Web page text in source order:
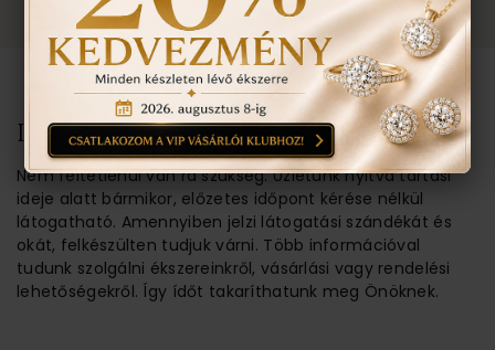
TUDNIVALÓK
IDŐPONT EGYEZTETÉSE
Nem feltétlenül van rá szükség. Üzletünk nyitva tartási
ideje alatt bármikor, előzetes időpont kérése nélkül
látogatható. Amennyiben jelzi látogatási szándékát és
okát, felkészülten tudjuk várni. Több információval
tudunk szolgálni ékszereinkről, vásárlási vagy rendelési
lehetőségekről. Így ídőt takaríthatunk meg Önöknek.